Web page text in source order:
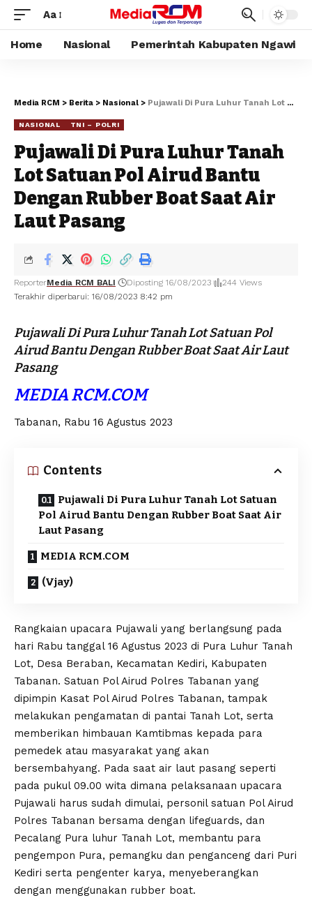
Aa
Home Nasional Pemerintah Kabupaten Ngawi
Media RCM > Berita > Nasional > Pujawali Di Pura Luhur Tanah Lot Satuan Pol Airud Bantu Dengan Rubber Boat Saat Air Laut Pasang
NASIONAL TNI – POLRI
Pujawali Di Pura Luhur Tanah
Lot Satuan Pol Airud Bantu
Dengan Rubber Boat Saat Air
Laut Pasang
Terakhir diperbarui: 16/08/2023 8:42 pm
ReporterMedia RCM BALI Diposting 16/08/2023 244 Views
Pujawali Di Pura Luhur Tanah Lot Satuan Pol
Airud Bantu Dengan Rubber Boat Saat Air Laut
Pasang
MEDIA RCM.COM
Tabanan, Rabu 16 Agustus 2023
Contents
Pujawali Di Pura Luhur Tanah Lot Satuan
Pol Airud Bantu Dengan Rubber Boat Saat Air
Laut Pasang
MEDIA RCM.COM
(Vjay)
Rangkaian upacara Pujawali yang berlangsung pada
hari Rabu tanggal 16 Agustus 2023 di Pura Luhur Tanah
Lot, Desa Beraban, Kecamatan Kediri, Kabupaten
Tabanan. Satuan Pol Airud Polres Tabanan yang
dipimpin Kasat Pol Airud Polres Tabanan, tampak
melakukan pengamatan di pantai Tanah Lot, serta
memberikan himbauan Kamtibmas kepada para
pemedek atau masyarakat yang akan
bersembahyang. Pada saat air laut pasang seperti
pada pukul 09.00 wita dimana pelaksanaan upacara
Pujawali harus sudah dimulai, personil satuan Pol Airud
Polres Tabanan bersama dengan lifeguards, dan
Pecalang Pura luhur Tanah Lot, membantu para
pengempon Pura, pemangku dan penganceng dari Puri
Kediri serta pengenter karya, menyeberangkan
dengan menggunakan rubber boat.